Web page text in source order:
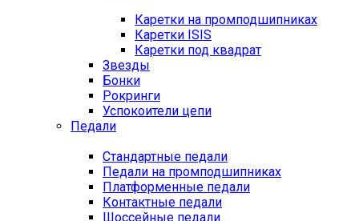
Каретки на промподшипниках
Каретки ISIS
Каретки под квадрат
Звезды
Бонки
Рокринги
Успокоители цепи
Педали
Стандартные педали
Педали на промподшипниках
Платформенные педали
Контактные педали
Шоссейные педали